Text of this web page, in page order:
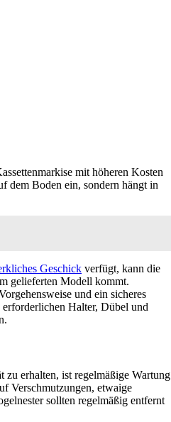
mit höheren Kosten
dem Boden ein, sondern hängt in
Geschick verfügt, kann die
gelieferten Modell kommt.
und ein sicheres
erforderlichen Halter, Dübel und
erhalten, ist regelmäßige Wartung
Verschmutzungen, etwaige
sollten regelmäßig entfernt